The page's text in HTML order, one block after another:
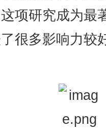
项研究成为最
很多影响力较